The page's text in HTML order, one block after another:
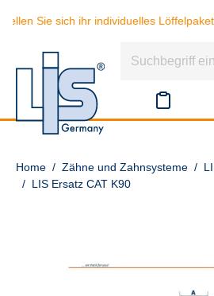
sich ihr individuelles Löffelpaket für
Home / Zähne und Zahnsysteme /
/ LIS Ersatz CAT K90